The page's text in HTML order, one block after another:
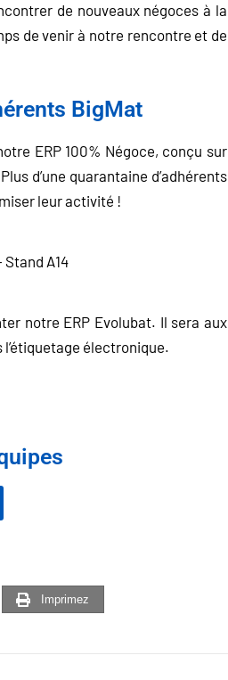
de nouveaux négoces à la
de venir à notre rencontre et de
BigMat
ERP 100% Négoce, conçu sur
d’une quarantaine d’adhérents
leur activité !
A14
notre ERP Evolubat. Il sera aux
électronique.
Imprimez